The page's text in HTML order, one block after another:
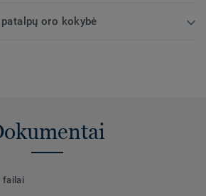
oro kokybė
failai